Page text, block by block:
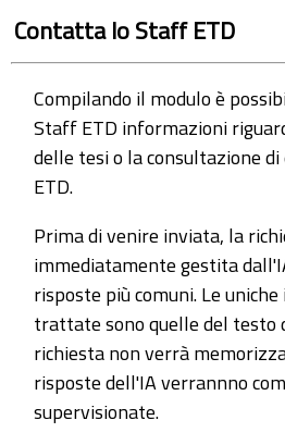
Contatta lo Staff ETD
Compilando il modulo è
Staff ETD informazioni
delle tesi o la consultazione
ETD.
Prima di venire inviata, la
immediatamente gestita
risposte più comuni. Le
trattate sono quelle del testo
richiesta non verrà
risposte dell'IA verrannno
supervisionate.